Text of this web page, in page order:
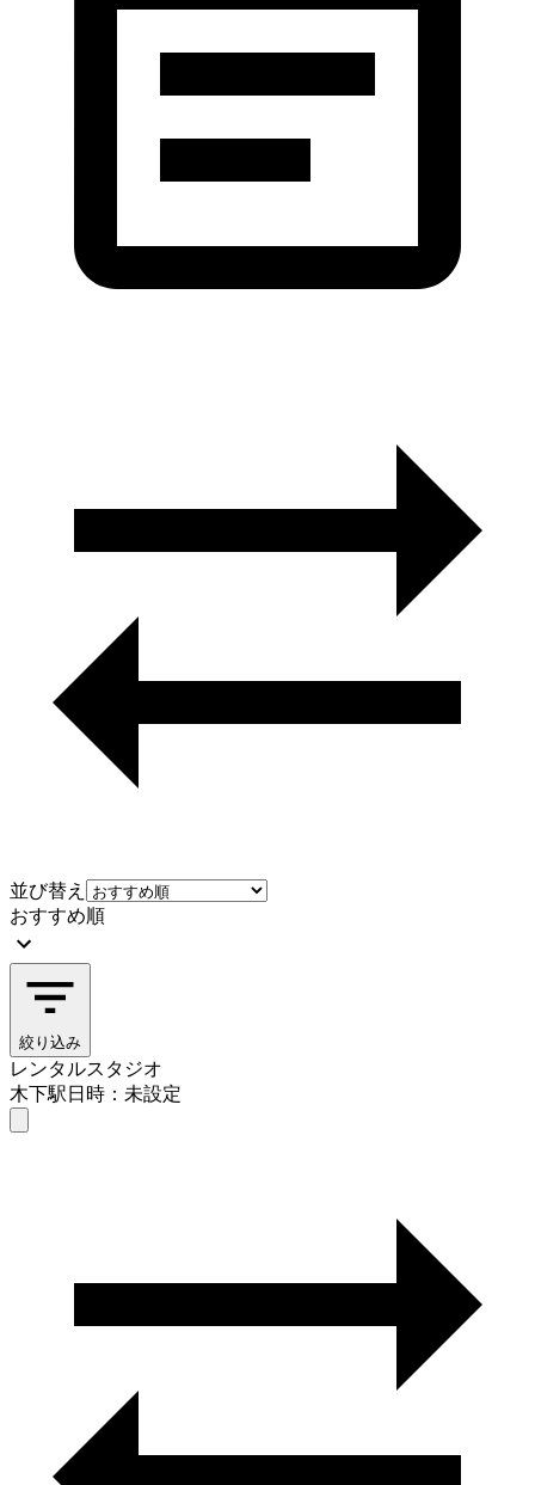
並び替え
おすすめ順
絞り込み
レンタルスタジオ
木下駅日時：未設定